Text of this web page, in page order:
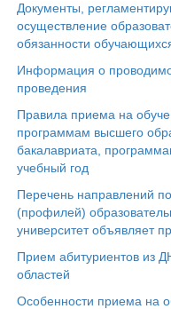
Документы,
осуществление
обязанности
Информация о
проведения
Правила приема на
программам высшего
бакалавриата,
учебный год
Перечень направлений
(профилей)
университет объявляет
Прием абитуриентов из
областей
Особенности приема на